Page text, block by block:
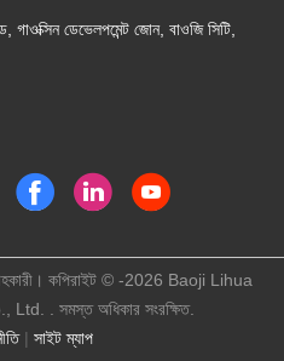
গাওক্সিন ডেভেলপমেন্ট জোন, বাওজি সিটি,
| সাইট ম্যাপ
কপিরাইট © -2026 Baoji Lihua
. সমস্ত অধিকার সংরক্ষিত.